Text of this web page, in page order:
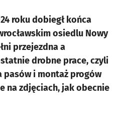
roku dobiegł końca
osiedlu Nowy
przejezdna a
drobne prace, czyli
i montaż progów
na zdjęciach, jak obecnie